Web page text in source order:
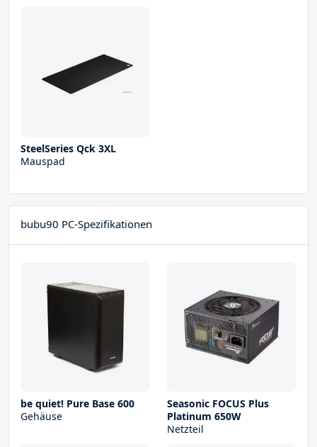
SteelSeries Qck 3XL
Mauspad
bubu90 PC-Spezifikationen
be quiet! Pure Base 600
Gehäuse
Seasonic FOCUS Plus
Platinum 650W
Netzteil